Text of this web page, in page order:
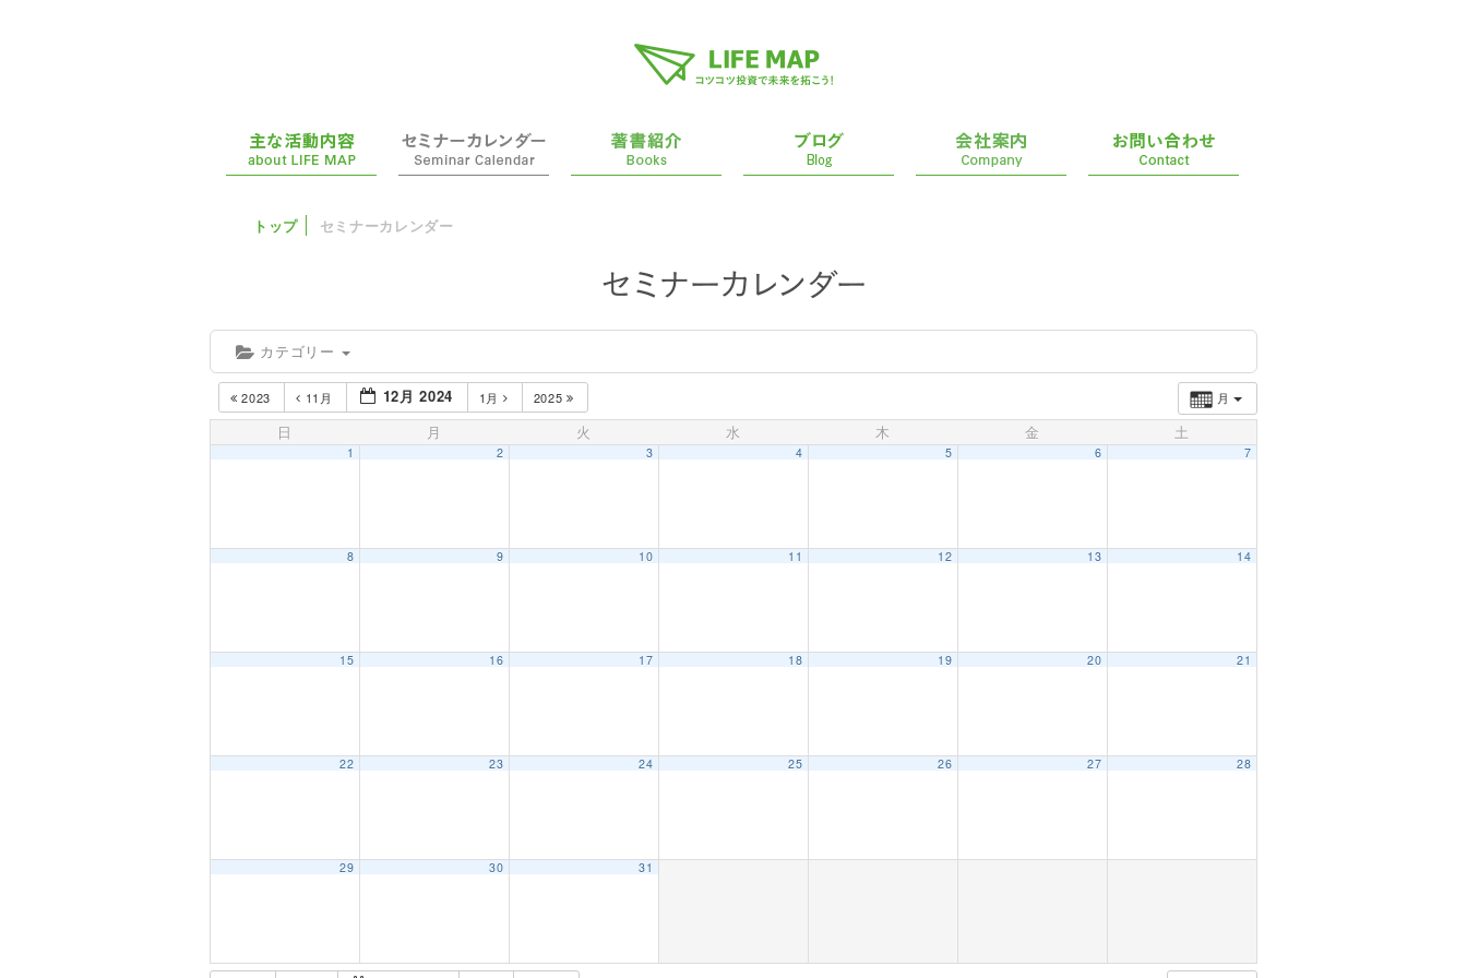
トップ セミナーカレンダー
カテゴリー
月
2023 11月 12月 2024 1月 2025
日 月 火 水 木 金 土
1 2 3 4 5 6 7
8 9 10 11 12 13 14
15 16 17 18 19 20 21
22 23 24 25 26 27 28
29 30 31